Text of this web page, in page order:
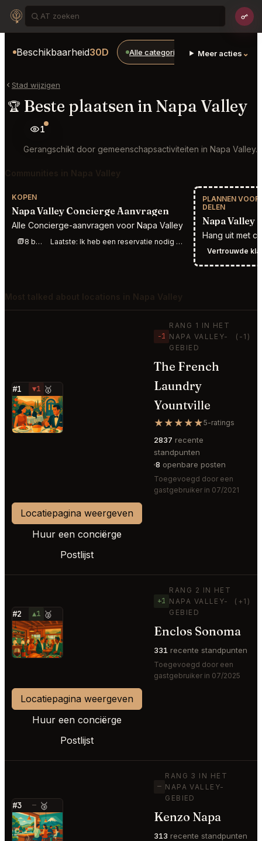
Beschikbaarheid30D Alle categorieën Restaurants
Meer acties ⌄
Stad wijzigen
🏆 Beste plaatsen in Napa Valley
1
Gerangschikt door gemeenschapsactiviteiten in Napa Valley.
KOPEN
Napa Valley Concierge Aanvragen
Alle Concierge-aanvragen voor Napa Valley
8 berichten deze week Laatste: Ik heb een reservatie nodig bij The French Laundry voor 2 personen op 10 september op welk moment dan ook
PLANNEN VOOR
DELEN
Napa Valley
Hang uit met
Vertrouwde
#1 ▼1 🥇
⭐
−1
RANG 1 IN HET
NAPA VALLEY-
GEBIED
(-1)
The French
Laundry
Yountville
★★★★★5-ratings
2837 recente
standpunten
8 openbare posten
Toegevoegd door een
gastgebruiker in 07/2021
Locatiepagina weergeven
Huur een conciërge
Postlijst
#2 ▲1 🥈
⭐
+1
RANG 2 IN HET
NAPA VALLEY-
GEBIED
(+1)
Enclos Sonoma
331 recente standpunten
Toegevoegd door een
gastgebruiker in 07/2025
Locatiepagina weergeven
Huur een conciërge
Postlijst
#3 — 🥉
⭐
—
RANG 3 IN HET
NAPA VALLEY-
GEBIED
Kenzo Napa
313 recente standpunten